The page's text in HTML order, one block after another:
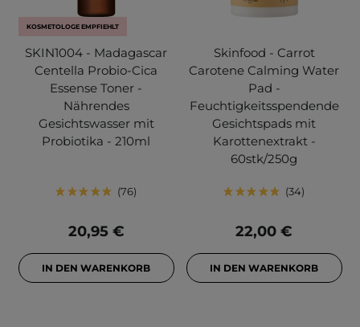
KOSMETOLOGE EMPFIEHLT
SKIN1004 - Madagascar
Centella Probio-Cica
Essense Toner -
Nährendes
Gesichtswasser mit
Probiotika - 210ml
76
20,95 €
IN DEN WARENKORB
Skinfood - Carrot
Carotene Calming Water
Pad -
Feuchtigkeitsspendende
Gesichtspads mit
Karottenextrakt -
60stk/250g
34
22,00 €
IN DEN WARENKORB